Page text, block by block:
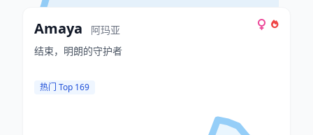
Amaya
阿玛亚
结束，明朗的守护者
热门 Top 169